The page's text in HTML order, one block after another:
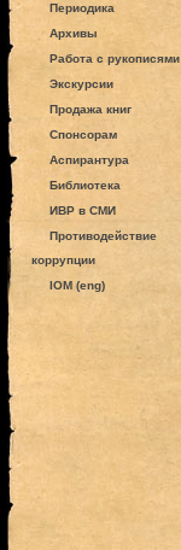
Периодика
Архивы
Работа с рукописями
Экскурсии
Продажа книг
Спонсорам
Аспирантура
Библиотека
ИВР в СМИ
Противодействие
коррупции
IOM (eng)